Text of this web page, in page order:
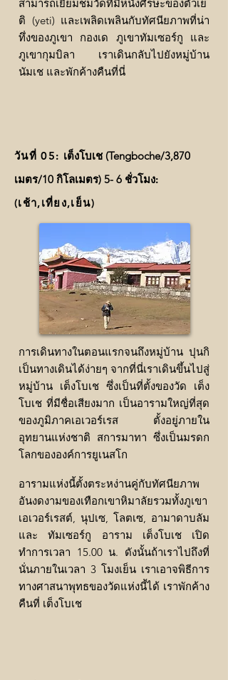
สามารถเยี่ยมชมวัดที่มีหนังศีรษะของตัวเย
ติ (yeti) และเพลิดเพลินกับทัศนียภาพที่น่า
ทึ่งของภูเขา กองเด ภูเขาทัมเซอร์กู และ
ภูเขากุมบิลา เราเดินกลับไปยังหมู่บ้าน
นัมเช และพักค้างคืนที่นี่
วันที่ 05: เต็งโบเช (Tengboche/3,870
เมตร/10 กิโลเมตร) 5- 6 ชั่วโมง:
(เช้า,เที่ยง,เย็น)
การเดินทางในตอนแรกจนถึงหมู่บ้าน ปุนกิ
เป็นทางเดินได้ง่ายๆ จากที่นี่เราเดินขึ้นไปสู่
หมู่บ้าน เต็งโบเช ซึ่งเป็นที่ตั้งของวัด เต็ง
โบเช ที่มีชื่อเสียงมาก เป็นอารามใหญ่ที่สุด
ของภูมิภาคเอเวอร์เรส ตั้งอยู่ภายใน
อุทยานแห่งชาติ สการมาทา ซึ่งเป็นมรดก
โลกขององค์การยูเนสโก
อารามแห่งนี้ตั้งตระหง่านคู่กับทัศนียภาพ
อันงดงามของเทือกเขาหิมาลัยรวมทั้งภูเขา
เอเวอร์เรสต์, นุปเซ, โลตเซ, อามาดาบลัม
และ ทัมเซอร์กู อาราม เต็งโบเช เปิด
ทำการเวลา 15.00 น. ดังนั้นถ้าเราไปถึงที่
นั่นภายในเวลา 3 โมงเย็น เราเอาจพิธีการ
ทางศาสนาพุทธของวัดแห่งนี้ได้ เราพักค้าง
คืนที่ เต็งโบเช